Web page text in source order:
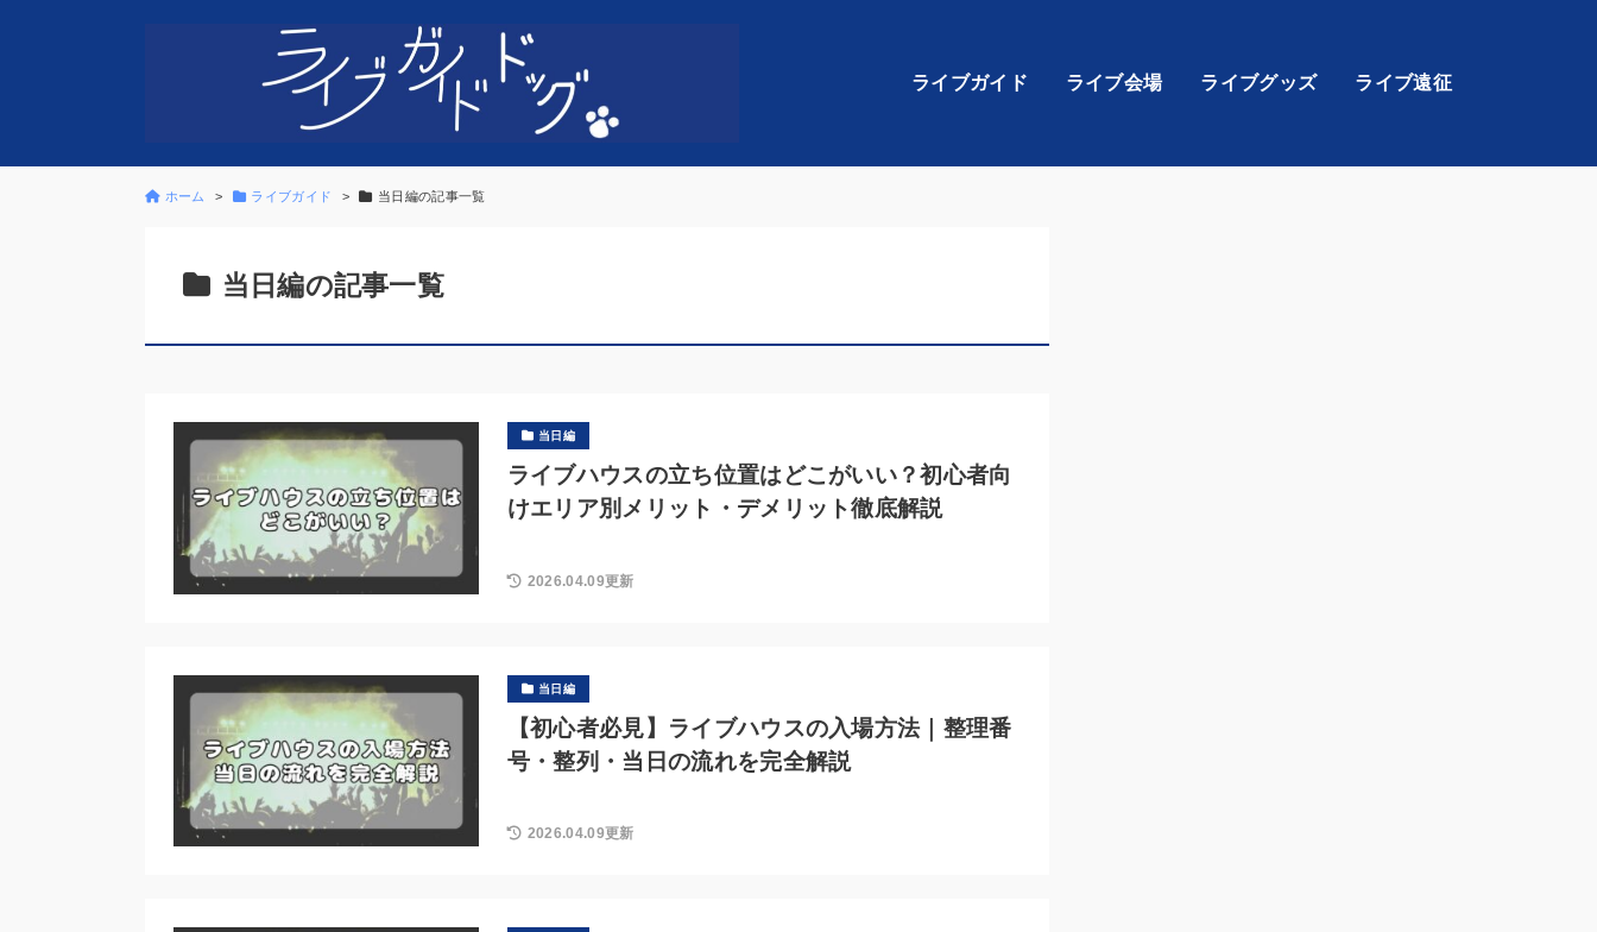
ライブガイド ライブ会場 ライブグッズ ライブ遠征
ホーム ライブガイド 当日編の記事一覧
当日編の記事一覧
当日編
ライブハウスの立ち位置はどこがいい？初心者向
けエリア別メリット・デメリット徹底解説
2026.04.09更新
当日編
【初心者必見】ライブハウスの入場方法｜整理番
号・整列・当日の流れを完全解説
2026.04.09更新